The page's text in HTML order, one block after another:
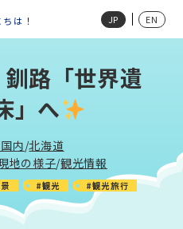
は！ JP EN
路「世界遺
」へ
内/北海道
地の様子/観光情報
#観光
#観光旅行